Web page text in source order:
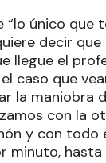
“lo único que
decir
llegue el
caso que
la maniobra
con la
y con todo
minuto,